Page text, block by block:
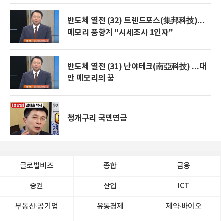
반도체 열전 (32) 트렌드포스(集邦科技)...
메모리 풍향계 "시세조사 1인자"
반도체 열전 (31) 난야테크(南亞科技) ...대
만 메모리의 꿈
청개구리 국민연금
글로벌비즈 종합 금융
증권 산업 ICT
부동산·공기업 유통경제 제약∙바이오